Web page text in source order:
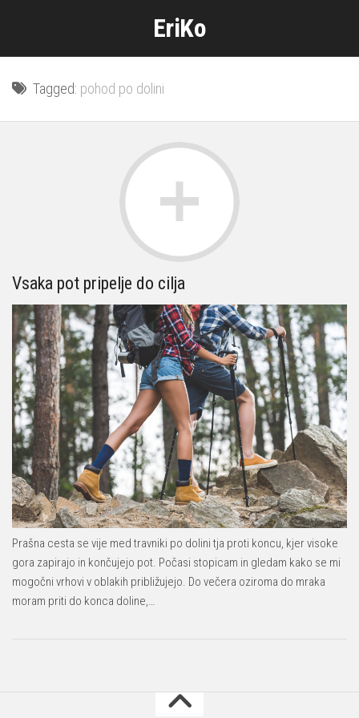
EriKo
Tagged: pohod po dolini
Vsaka pot pripelje do cilja
Prašna cesta se vije med travniki po dolini tja proti koncu, kjer visoke
gora zapirajo in končujejo pot. Počasi stopicam in gledam kako se mi
mogočni vrhovi v oblakih približujejo. Do večera oziroma do mraka
moram priti do konca doline,…